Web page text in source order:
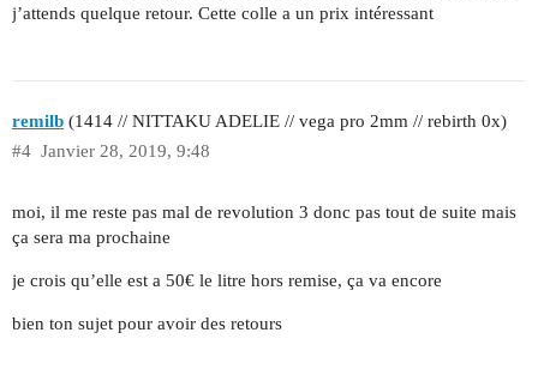
j’attends quelque retour. Cette colle a un prix intéressant
remilb (1414 // NITTAKU ADELIE // vega pro 2mm // rebirth 0x)
Janvier 28, 2019, 9:48
#4
moi, il me reste pas mal de revolution 3 donc pas tout de suite mais
ça sera ma prochaine
je crois qu’elle est a 50€ le litre hors remise, ça va encore
bien ton sujet pour avoir des retours